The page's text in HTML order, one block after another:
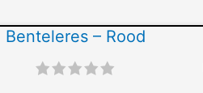
Benteleres – Rood